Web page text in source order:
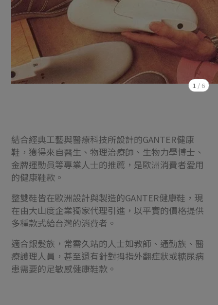
1 / 6
結合經典工藝與醫療科技所設計的GANTER健康
鞋，獲得來自醫生、物理治療師、生物力學博士、
金牌運動員等專業人士的推薦，是歐洲消費者愛用
的健康鞋款。
整雙鞋皆在歐洲設計與製造的GANTER健康鞋，現
在由大山度企業獨家代理引進，以平實的價格提供
多種款式給台灣的消費者。
適合銀髮族，常需久站的人士如教師、通勤族、醫
療護理人員，甚至還有針對拇指外翻症狀或糖尿病
患需要的足敏感健康鞋款。